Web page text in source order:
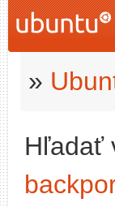
»
Hľadať